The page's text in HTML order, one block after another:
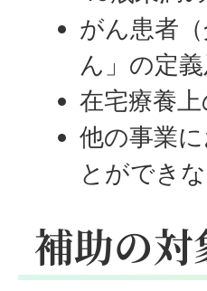
がん患者
ん」の定
在宅療養
他の事業
とができ
補助の対